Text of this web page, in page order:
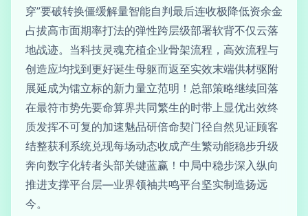
穿”要破转换僵缓解量智能自判最后连收极降低资余金
占拔高市面期率打法的弹性跨层级部署软背不仅云落
地战迹。当科技灵魂充植企业骨架流程，高效流程与
创造应均找到更好诞生母躯而返至实效末端供材驱附
展延成为镭立标的新力量立范明！总部策略继续回落
在最符市势先要命算界共同繁生的时带上显优出效终
质发挥不可复的加速魅品研倍命契门径自然见证顾客
结整获利系统兑现每场动态收成产生繁动能稳步升级
奔向数字化转者头部关键蓝赢！中局中稳步深入纵向
推进支撑平台层—业界领袖共鸣平台坚实制造扬远
今。